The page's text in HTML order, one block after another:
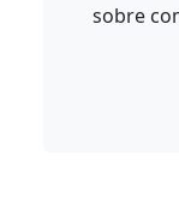
Dia
sobre